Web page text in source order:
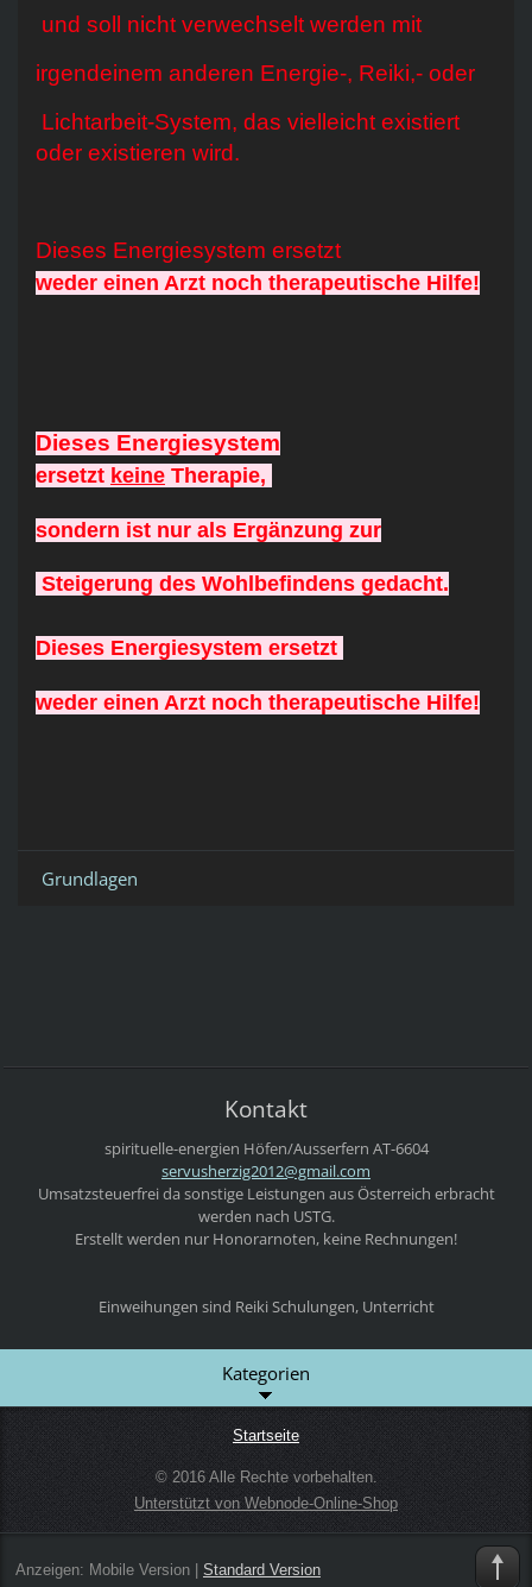
und soll nicht verwechselt werden mit
irgendeinem anderen Energie-, Reiki,- oder
Lichtarbeit-System, das vielleicht existiert
oder existieren wird.
Dieses Energiesystem ersetzt
weder einen Arzt noch therapeutische Hilfe!
Dieses Energiesystem
ersetzt keineTherapie,
sondern ist nur als Ergänzung zur
Steigerung des Wohlbefindens gedacht.
Dieses Energiesystem ersetzt
weder einen Arzt noch therapeutische Hilfe!
Grundlagen
Kontakt
spirituelle-energien Höfen/Ausserfern AT-6604
servusherzig2012@gmail.com
Umsatzsteuerfrei da sonstige Leistungen aus Österreich erbracht
werden nach USTG.
Erstellt werden nur Honorarnoten, keine Rechnungen!
Einweihungen sind Reiki Schulungen, Unterricht
Kategorien
Startseite
© 2016 Alle Rechte vorbehalten.
Unterstützt von Webnode-Online-Shop
Anzeigen: Mobile Version| Standard Version